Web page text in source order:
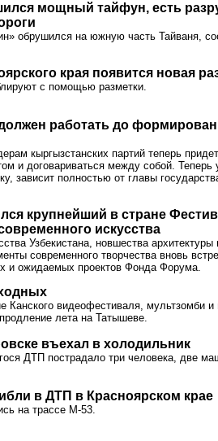
мощный тайфун, есть
обрушился на южную часть Тайваня,
края появится новая
с помощью разметки.
работать до
кыргызстанских партий теперь
и договариваться между собой. Теперь
зависит полностью от главы
крупнейший в стране
искусства
Узбекистана, новшества архитектуры
современного творчества вновь
и ожидаемых проектов Фонда Форума.
Канского видеофестиваля, мультзомби и
лета на Татышеве.
въехал в холодильник
ДТП пострадало три человека, две
в ДТП в Красноярском крае
на трассе М-53.